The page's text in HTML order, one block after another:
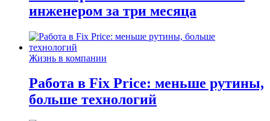
инженером за три месяца
Жизнь в компании
Работа в Fix Price: меньше рутины,
больше технологий